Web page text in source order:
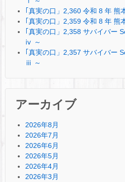
｢真実の口」2,360 令和 8 年 熊
｢真実の口」2,359 令和 8 年 熊
｢真実の口」2,358 サバイバー
ⅳ ～
｢真実の口」2,357 サバイバー
ⅲ ～
アーカイブ
2026年8月
2026年7月
2026年6月
2026年5月
2026年4月
2026年3月